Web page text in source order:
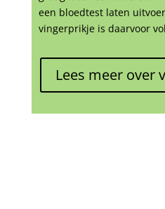
een bloedtest laten
vingerprikje is daarvoor
Lees meer over